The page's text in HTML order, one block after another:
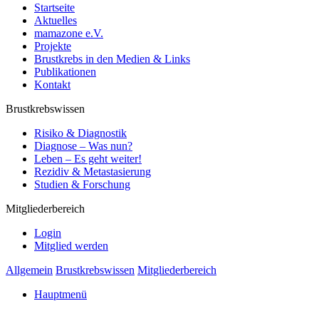
Startseite
Aktuelles
mamazone e.V.
Projekte
Brustkrebs in den Medien & Links
Publikationen
Kontakt
Brustkrebswissen
Risiko & Diagnostik
Diagnose – Was nun?
Leben – Es geht weiter!
Rezidiv & Metastasierung
Studien & Forschung
Mitgliederbereich
Login
Mitglied werden
Allgemein Brustkrebswissen Mitgliederbereich
Hauptmenü